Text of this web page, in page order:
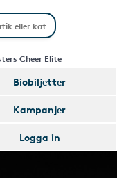
Cheer Elite
Biobiljetter
Kampanjer
Logga in